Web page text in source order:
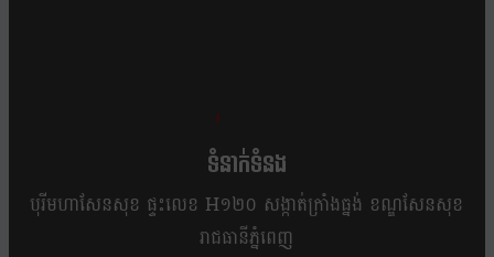
ទំនាក់ទំនង
បុរីមហាសែនសុខ ផ្ទះលេខ H១២០ សង្កាត់ក្រាំងធ្នង់ ខណ្ឌសែនសុខ
រាជធានីភ្នំពេញ